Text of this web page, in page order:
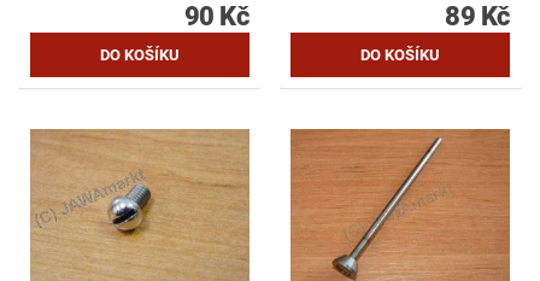
90 Kč 89 Kč